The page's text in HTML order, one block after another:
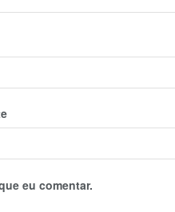
eu comentar.